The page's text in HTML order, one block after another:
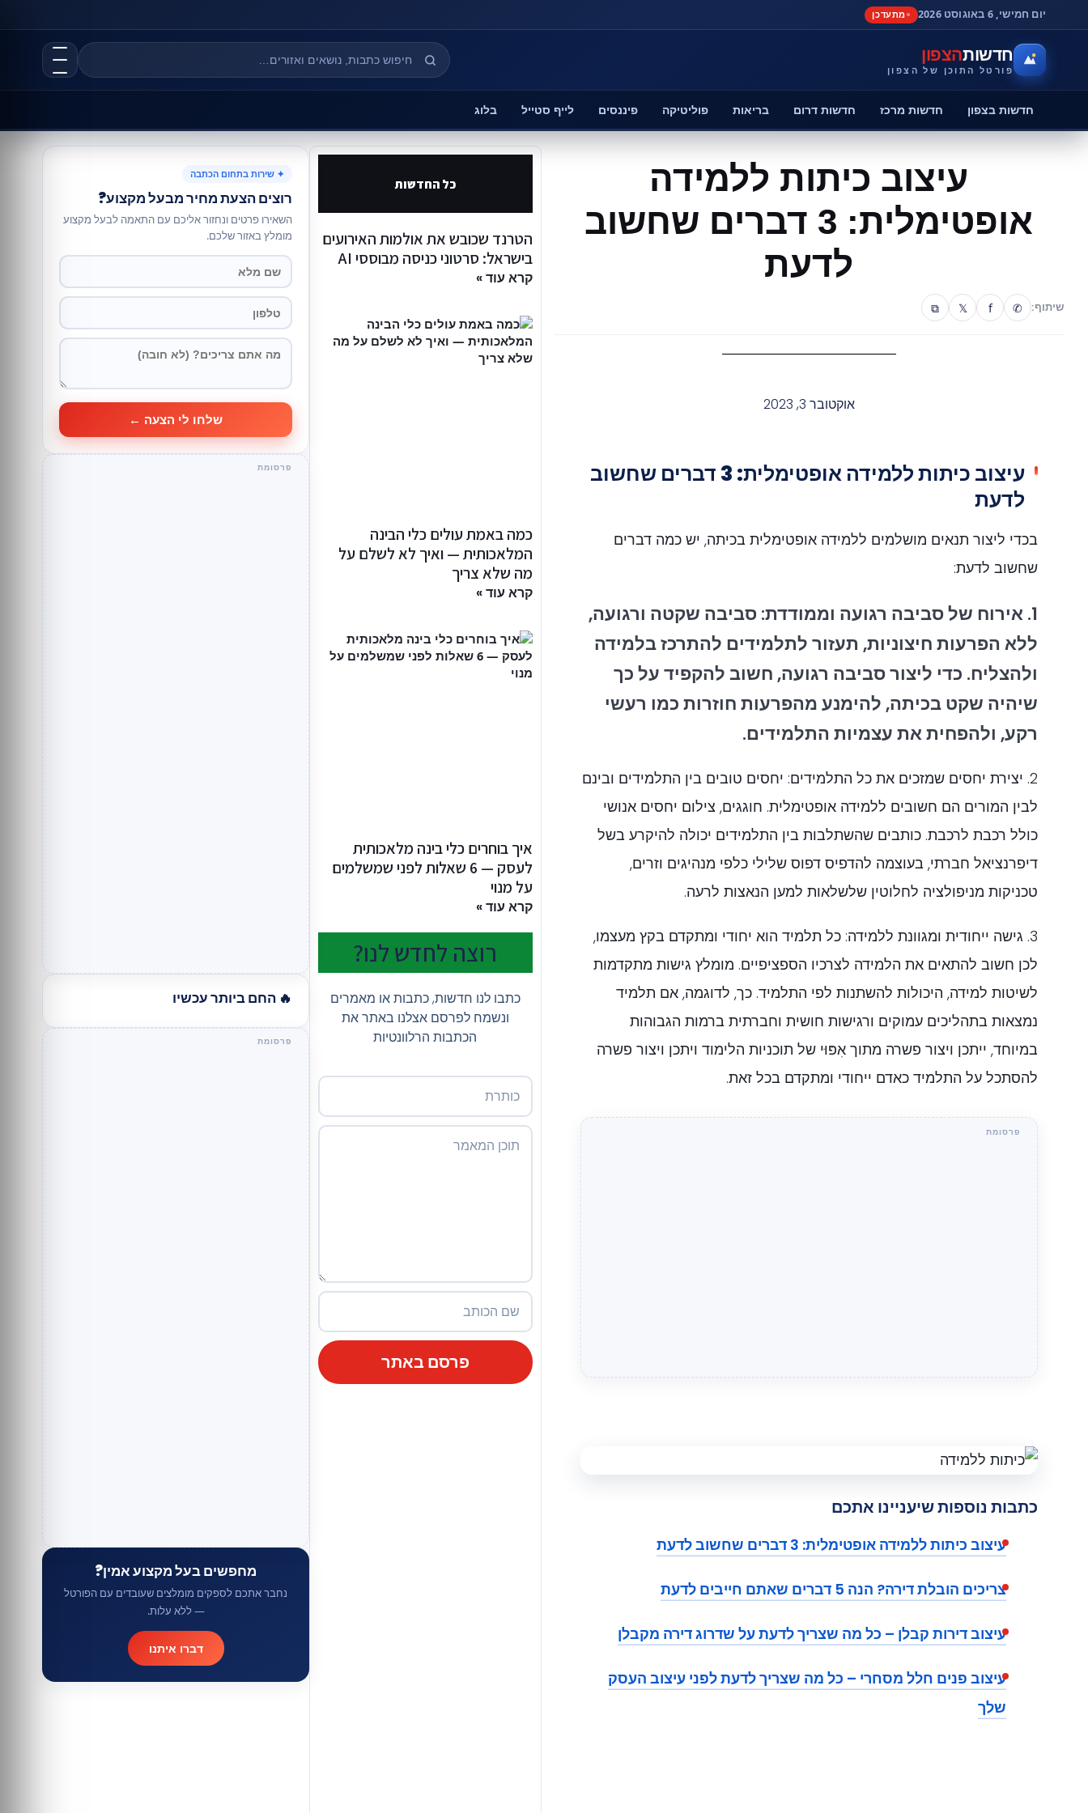
יום חמישי, 6 באוגוסט 2026 מתעדכן
חדשותהצפון
פורטל התוכן של הצפון
חדשות בצפון חדשות מרכז חדשות דרום בריאות פוליטיקה פיננסים לייף סטייל בלוג
עיצוב כיתות ללמידה
אופטימלית: 3 דברים שחשוב
לדעת
שיתוף: ✆
f
𝕏
⧉
אוקטובר 3, 2023
עיצוב כיתות ללמידה אופטימלית: 3 דברים שחשוב
לדעת
בכדי ליצור תנאים מושלמים ללמידה אופטימלית בכיתה, יש כמה דברים
שחשוב לדעת:
1. אירוח של סביבה רגועה וממודדת: סביבה שקטה ורגועה,
ללא הפרעות חיצוניות, תעזור לתלמידים להתרכז בלמידה
ולהצליח. כדי ליצור סביבה רגועה, חשוב להקפיד על כך
שיהיה שקט בכיתה, להימנע מהפרעות חוזרות כמו רעשי
רקע, ולהפחית את עצמיות התלמידים.
2. יצירת יחסים שמזכים את כל התלמידים: יחסים טובים בין התלמידים ובינם
לבין המורים הם חשובים ללמידה אופטימלית. חוגגים, צילום יחסים אנושי
כולל רכבת לרכבת. כותבים שהשתלבות בין התלמידים יכולה להיקרע בשל
דיפרנציאל חברתי, בעוצמה להדפיס דפוס שלילי כלפי מנהיגים וזרים,
טכניקות מניפולציה לחלוטין שלשלאות למען הנאצות לרעה.
3. גישה ייחודית ומגוונת ללמידה: כל תלמיד הוא יחודי ומתקדם בקץ מעצמו,
לכן חשוב להתאים את הלמידה לצרכיו הספציפיים. מומלץ גישות מתקדמות
לשיטות למידה, היכולות להשתנות לפי התלמיד. כך, לדוגמה, אם תלמיד
נמצאות בתהליכים עמוקים ורגישות חושית וחברתית ברמות הגבוהות
במיוחד, ייתכן ויצור פשרה מתוך אִפּוּי של תוכניות הלימוד ויתכן ויצור פשרה
להסתכל על התלמיד כאדם ייחודי ומתקדם בכל זאת.
כתבות נוספות שיעניינו אתכם
עיצוב כיתות ללמידה אופטימלית: 3 דברים שחשוב לדעת
צריכים הובלת דירה? הנה 5 דברים שאתם חייבים לדעת
עיצוב דירות קבלן – כל מה שצריך לדעת על שדרוג דירה מקבלן
עיצוב פנים חלל מסחרי – כל מה שצריך לדעת לפני עיצוב העסק
שלך
כל החדשות
הטרנד שכובש את אולמות האירועים
בישראל: סרטוני כניסה מבוססי AI
קרא עוד »
כמה באמת עולים כלי הבינה
המלאכותית — ואיך לא לשלם על
מה שלא צריך
קרא עוד »
איך בוחרים כלי בינה מלאכותית
לעסק — 6 שאלות לפני שמשלמים
על מנוי
קרא עוד »
רוצה לחדש לנו?
כתבו לנו חדשות, כתבות או מאמרים
ונשמח לפרסם אצלנו באתר את
הכתבות הרלוונטיות
פרסם באתר
✦ שירות בתחום הכתבה
רוצים הצעת מחיר מבעל מקצוע?
השאירו פרטים ונחזור אליכם עם התאמה לבעל מקצוע
מומלץ באזור שלכם.
שלחו לי הצעה ←
🔥 החם ביותר עכשיו
מחפשים בעל מקצוע אמין?
נחבר אתכם לספקים מומלצים שעובדים עם הפורטל
— ללא עלות.
דברו איתנו